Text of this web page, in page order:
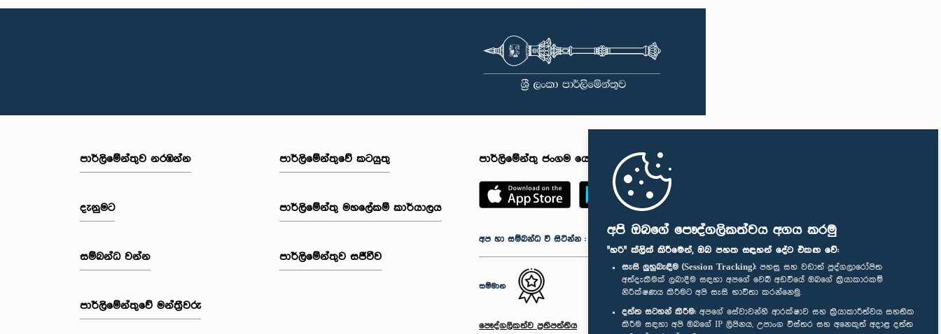
අපි ඔබගේ පෞද්ගලිකත්වය අගය කරමු
"හරි" ක්ලික් කිරීමෙන්, ඔබ පහත සඳහන් දේට එකඟ වේ:
සැසි ලුහුබැඳීම (Session Tracking): පහසු සහ වඩාත් පුද්ගලාරෝපිත
අත්දැකීමක් ලබාදීම සඳහා අපගේ වෙබ් අඩවියේ ඔබගේ ක්‍රියාකාරකම්
නිරීක්ෂණය කිරීමට අපි සැසි භාවිතා කරන්නෙමු.
දත්ත සටහන් කිරීම: අපගේ සේවාවන්හි ආරක්ෂාව සහ ක්‍රියාකාරීත්වය සහතික
කිරීම සඳහා අපි ඔබගේ IP ලිපිනය, උපාංග විස්තර සහ අනෙකුත් අදාළ දත්ත
පාර්ලි‌මේන්තුව නරඹන්න
දැනුමට
සම්බන්ධ වන්න
පාර්ලි‌මේන්තුවේ මන්ත්‍රීවරු
පාර්ලිමේන්තුවේ කටයුතු
පාර්ලිමේන්තු මහලේකම් කාර්යාලය
පාර්ලිමේන්තුව සජීවීව
පාර්ලිමේන්තු ජංගම යෙදුම
අප හා සම්බන්ධ වී සිටින්න :
සම්මාන
පෞද්ගලිකත්ව ප්‍රතිපත්තිය